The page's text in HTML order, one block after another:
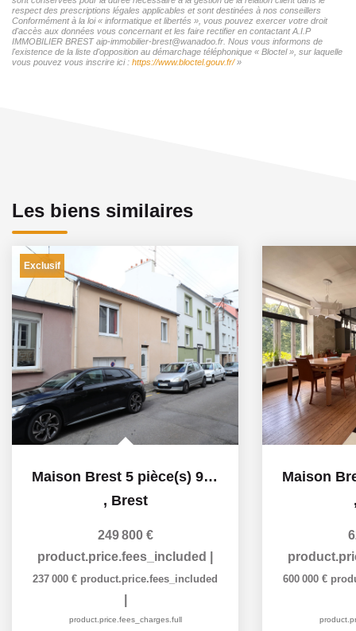
respect des prescriptions légales applicables et sont destinées à nos conseillers
Conformément à la loi « informatique et libertés », vous pouvez exercer votre droit
d'accès aux données vous concernant et les faire rectifier en contactant A.I.P
IMMOBILIER BREST aip-immobilier-brest@wanadoo.fr. Nous vous informons de
l'existence de la liste d'opposition au démarchage téléphonique « Bloctel », sur laquelle
vous pouvez vous inscrire ici : https://www.bloctel.gouv.fr/»
Les biens similaires
Exclusif
Maison Brest 5 pièce(s) 95 m2
, Brest
249 800 €
product.price.fees_included
237 000 € product.price.fees_included
product.price.fees_charges.full
600 000 €